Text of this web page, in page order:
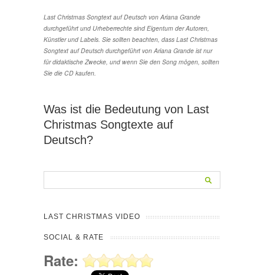
Last Christmas Songtext auf Deutsch von Ariana Grande
durchgeführt und Urheberrechte sind Eigentum der Autoren,
Künstler und Labels. Sie sollten beachten, dass Last Christmas
Songtext auf Deutsch durchgeführt von Ariana Grande ist nur
für didaktische Zwecke, und wenn Sie den Song mögen, sollten
Sie die CD kaufen.
Was ist die Bedeutung von Last
Christmas Songtexte auf
Deutsch?
LAST CHRISTMAS VIDEO
SOCIAL & RATE
Rate: